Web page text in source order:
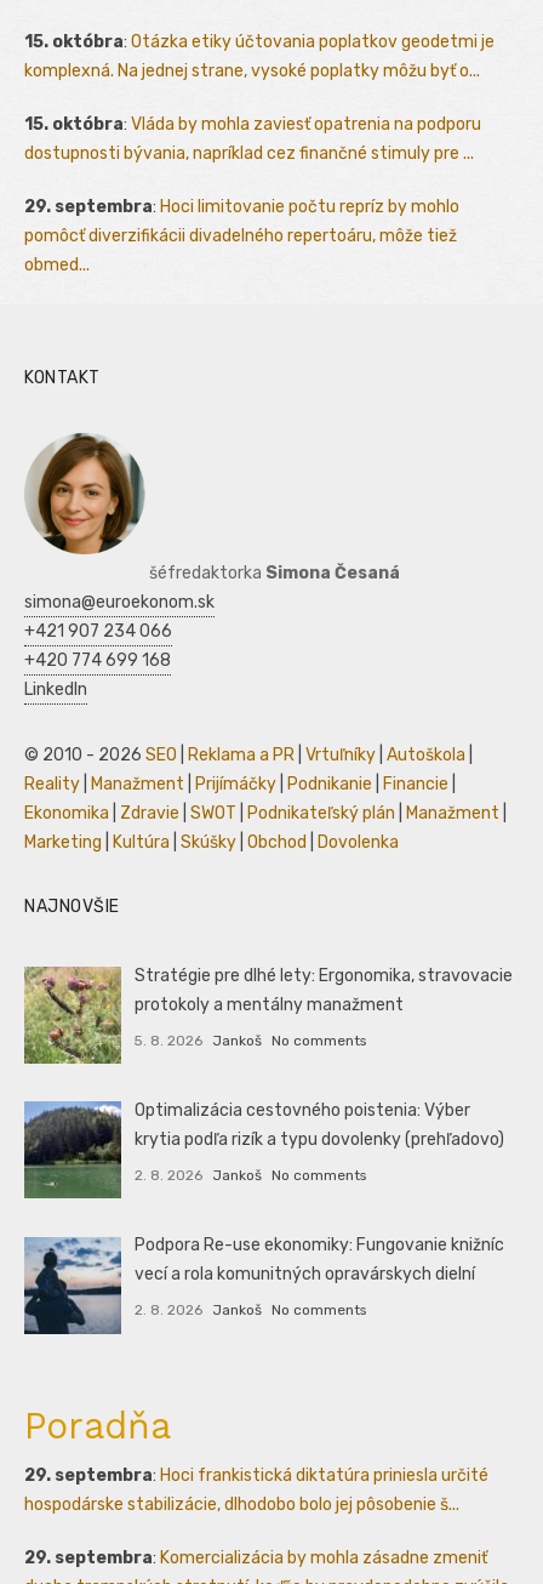
15. októbra: Otázka etiky účtovania poplatkov geodetmi je
komplexná. Na jednej strane, vysoké poplatky môžu byť o...
15. októbra: Vláda by mohla zaviesť opatrenia na podporu
dostupnosti bývania, napríklad cez finančné stimuly pre ...
29. septembra: Hoci limitovanie počtu repríz by mohlo
pomôcť diverzifikácii divadelného repertoáru, môže tiež
obmed...
KONTAKT
šéfredaktorka Simona Česaná
simona@euroekonom.sk
+421 907 234 066
+420 774 699 168
LinkedIn
© 2010 - 2026 SEO Reklama a PR Vrtuľníky Autoškola
Reality
Manažment Prijímáčky Podnikanie Financie
Ekonomika
Zdravie SWOT Podnikateľský plán Manažment
Marketing
Kultúra Skúšky Obchod Dovolenka
NAJNOVŠIE
Stratégie pre dlhé lety: Ergonomika, stravovacie
protokoly a mentálny manažment
5. 8. 2026 Jankoš No comments
Optimalizácia cestovného poistenia: Výber
krytia podľa rizík a typu dovolenky (prehľadovo)
2. 8. 2026 Jankoš No comments
Podpora Re-use ekonomiky: Fungovanie knižníc
vecí a rola komunitných opravárskych dielní
2. 8. 2026 Jankoš No comments
Poradňa
29. septembra: Hoci frankistická diktatúra priniesla určité
hospodárske stabilizácie, dlhodobo bolo jej pôsobenie š...
29. septembra: Komercializácia by mohla zásadne zmeniť